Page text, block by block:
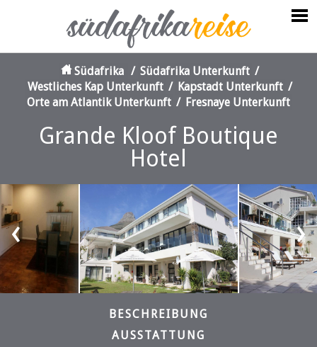
Südafrika / Südafrika Unterkunft /
Westliches Kap Unterkunft / Kapstadt Unterkunft /
Orte am Atlantik Unterkunft / Fresnaye Unterkunft
Grande Kloof Boutique
Hotel
‹ ›
BESCHREIBUNG
AUSSTATTUNG